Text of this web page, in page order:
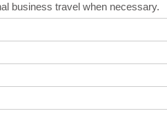
business travel when necessary.